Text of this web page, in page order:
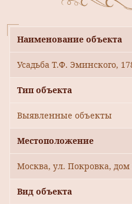
Наименование объекта
Усадьба Т.Ф. Эминского,
Тип объекта
Выявленные объекты
Местоположение
Москва, ул. Покровка, дом
Вид объекта